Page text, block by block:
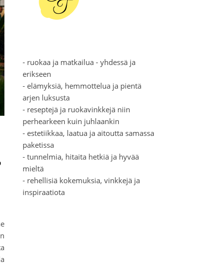
- ruokaa ja matkailua - yhdessä ja
erikseen
- elämyksiä, hemmottelua ja pientä
arjen luksusta
- reseptejä ja ruokavinkkejä niin
perhearkeen kuin juhlaankin
- estetiikkaa, laatua ja aitoutta samassa
paketissa
- tunnelmia, hitaita hetkiä ja hyvää
mieltä
- rehellisiä kokemuksia, vinkkejä ja
inspiraatiota